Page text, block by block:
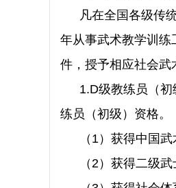
凡在全国各级传
年从事武术教学训练
件，授予相应社会武
1.D级教练员（
练员（初级）资格。
（1）获得中国
（2）获得二级